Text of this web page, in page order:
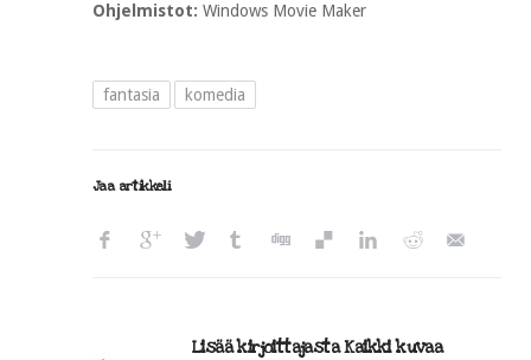
Ohjelmistot: Windows Movie Maker
fantasia komedia
Jaa artikkeli
Lisää kirjoittajasta Kaikki kuvaa